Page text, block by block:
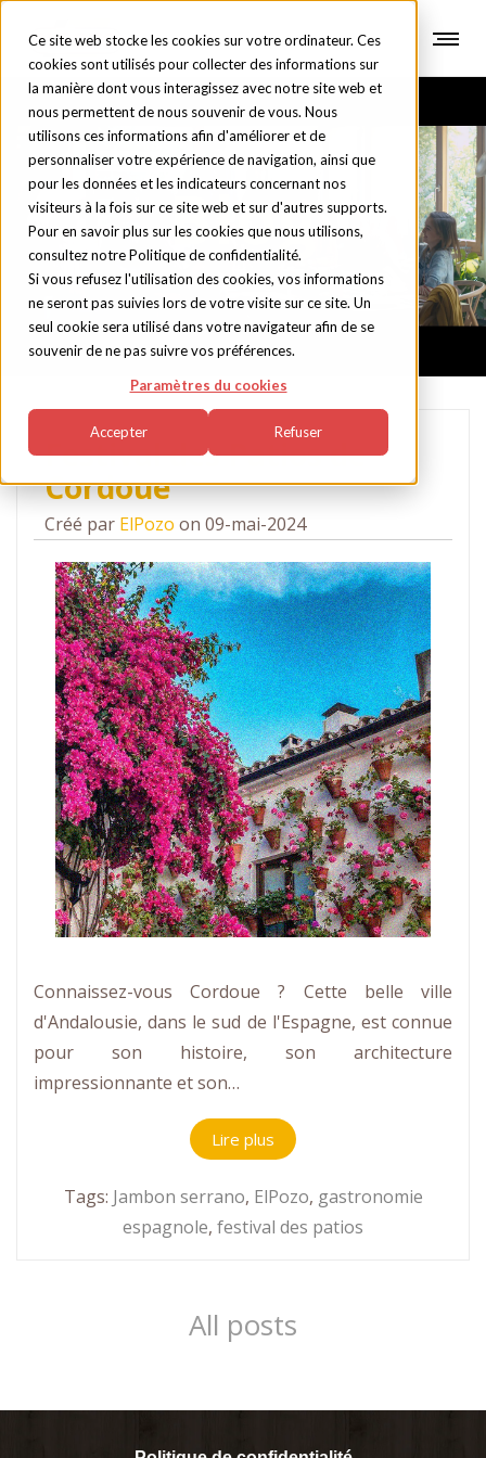
Ce site web stocke les cookies sur votre ordinateur. Ces
cookies sont utilisés pour collecter des informations sur
la manière dont vous interagissez avec notre site web et
nous permettent de nous souvenir de vous. Nous
utilisons ces informations afin d'améliorer et de
personnaliser votre expérience de navigation, ainsi que
pour les données et les indicateurs concernant nos
visiteurs à la fois sur ce site web et sur d'autres supports.
Pour en savoir plus sur les cookies que nous utilisons,
consultez notre Politique de confidentialité.
Si vous refusez l'utilisation des cookies, vos informations
ne seront pas suivies lors de votre visite sur ce site. Un
seul cookie sera utilisé dans votre navigateur afin de se
souvenir de ne pas suivre vos préférences.
Paramètres du cookies
Accepter Refuser
Blog
Festival des Patios de
Cordoue
Créé par ElPozo on 09-mai-2024
Connaissez-vous Cordoue ? Cette belle ville
d'Andalousie, dans le sud de l'Espagne, est connue
pour son histoire, son architecture
impressionnante et son…
Lire plus
Tags: Jambon serrano, ElPozo, gastronomie
espagnole, festival des patios
All posts